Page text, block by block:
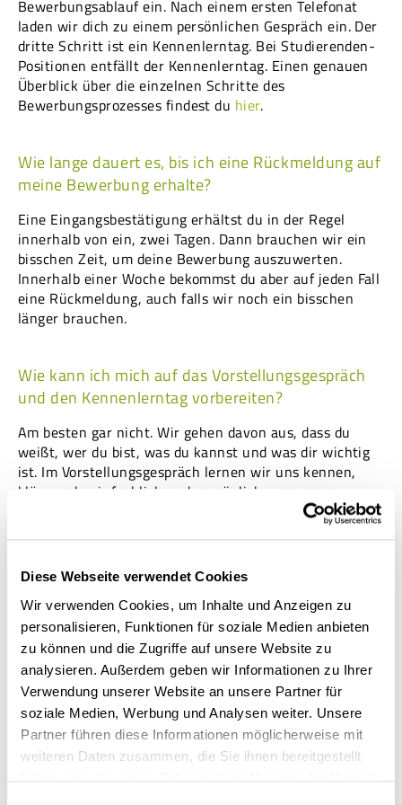
Diese Webseite verwendet Cookies
Wir verwenden Cookies, um Inhalte und Anzeigen zu
personalisieren, Funktionen für soziale Medien anbieten
zu können und die Zugriffe auf unsere Website zu
analysieren. Außerdem geben wir Informationen zu Ihrer
Verwendung unserer Website an unsere Partner für
soziale Medien, Werbung und Analysen weiter. Unsere
Partner führen diese Informationen möglicherweise mit
weiteren Daten zusammen, die Sie ihnen bereitgestellt
Bewerbungsablauf ein. Nach einem ersten Telefonat
laden wir dich zu einem persönlichen Gespräch ein. Der
dritte Schritt ist ein Kennenlerntag. Bei Studierenden-
Positionen entfällt der Kennenlerntag. Einen genauen
Überblick über die einzelnen Schritte des
Bewerbungsprozesses findest du hier.
Wie lange dauert es, bis ich eine Rückmeldung auf
meine Bewerbung erhalte?
Eine Eingangsbestätigung erhältst du in der Regel
innerhalb von ein, zwei Tagen. Dann brauchen wir ein
bisschen Zeit, um deine Bewerbung auszuwerten.
Innerhalb einer Woche bekommst du aber auf jeden Fall
eine Rückmeldung, auch falls wir noch ein bisschen
länger brauchen.
Wie kann ich mich auf das Vorstellungsgespräch
und den Kennenlerntag vorbereiten?
Am besten gar nicht. Wir gehen davon aus, dass du
weißt, wer du bist, was du kannst und was dir wichtig
ist. Im Vorstellungsgespräch lernen wir uns kennen,
klären, ob wir fachlich und persönlich zusammenpassen
und ob wir in die gleiche Richtung denken. Am
Kennenlerntag bekommst du eine fachliche Aufgabe aus
vertraut und lernst deine zukünftigen Kolleg:innen
Ich habe keine passende Stelle auf eurer Webseite
gefunden. Kann ich mich auch initiativ bewerben?
Unbedingt! Auch wenn keine passgenaue Stelle
ausgeschrieben ist, sind wir immer auf der Suche nach
guten Mitarbeitenden. Schick deine Initiativbewerbung
einfach ankarriere@disy.net.